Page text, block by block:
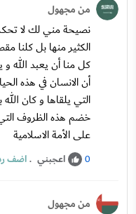
من مجهول
نصيحة مني لك لا
الكثير منها بل كلنا
كل منا أن يعبد الله
أن الانسان في هذه
التي يلقاها و كان
خضم هذه الظروف
على الأمة الاسلامية
0 اعجبني .اضف
من مجهول